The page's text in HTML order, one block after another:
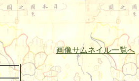
画像サムネイル一覧へ